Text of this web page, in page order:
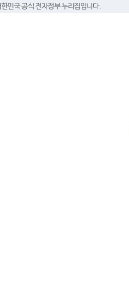
민국 공식 전자정부 누리집입니다.